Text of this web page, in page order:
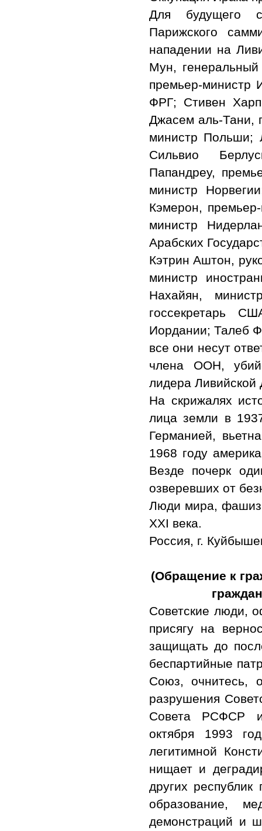
Для будущего
Парижского
нападении на
Мун,
премьер-министр
ФРГ; Стивен
Джасем аль-Тани,
министр Польши;
Сильвио
Папандреу,
министр
Кэмерон,
министр
Арабских
Кэтрин Аштон,
министр
Нахайян,
госсекретарь
Иордании; Талеб
все они несут
члена ООН,
лидера Ливийской
На скрижалях
лица земли в
Германией,
1968 году
Везде почерк
озверевших от
Люди мира,
ХХI века.
Россия, г.
(Обращение к
Советские люди,
присягу на
защищать до
беспартийные
Союз, очнитесь,
разрушения
Совета РСФСР и
октября 1993
легитимной
нищает и
других
образование,
демонстраций и